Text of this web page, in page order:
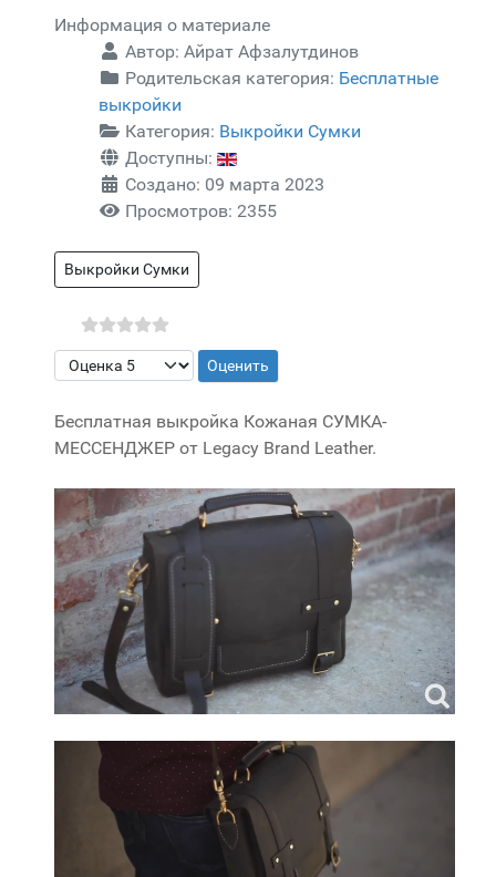
Информация о материале
Автор: Айрат Афзалутдинов
Родительская категория: Бесплатные
выкройки
Категория: Выкройки Сумки
Доступны:
Создано: 09 марта 2023
Просмотров: 2355
Выкройки Сумки
Пожалуйста, оцените
Бесплатная выкройка Кожаная СУМКА-
МЕССЕНДЖЕР от Legacy Brand Leather.